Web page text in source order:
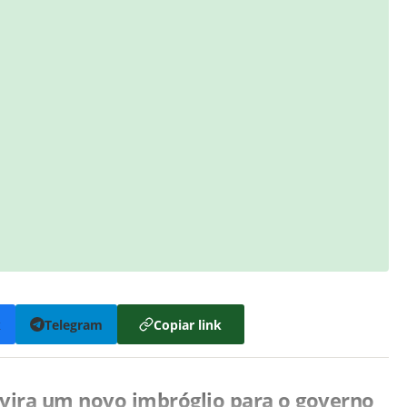
Telegram Copiar link
um novo imbróglio para o governo